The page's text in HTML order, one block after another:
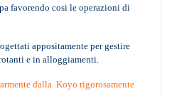
favorendo cosi le operazioni di
appositamente per gestire
e in alloggiamenti.
dalla Koyo rigorosamente